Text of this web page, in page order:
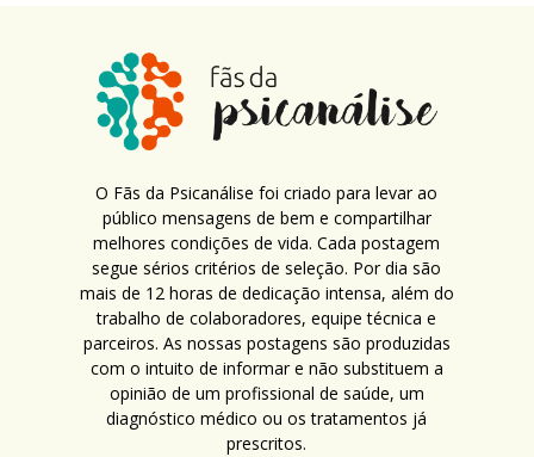
O Fãs da Psicanálise foi criado para levar ao
público mensagens de bem e compartilhar
melhores condições de vida. Cada postagem
segue sérios critérios de seleção. Por dia são
mais de 12 horas de dedicação intensa, além do
trabalho de colaboradores, equipe técnica e
parceiros. As nossas postagens são produzidas
com o intuito de informar e não substituem a
opinião de um profissional de saúde, um
diagnóstico médico ou os tratamentos já
prescritos.